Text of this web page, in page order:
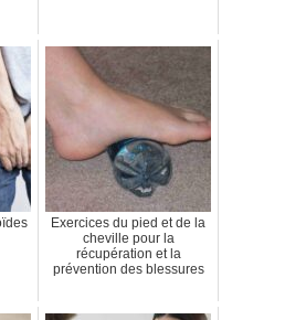
Exercices du pied et de la
cheville pour la
récupération et la
prévention des blessures